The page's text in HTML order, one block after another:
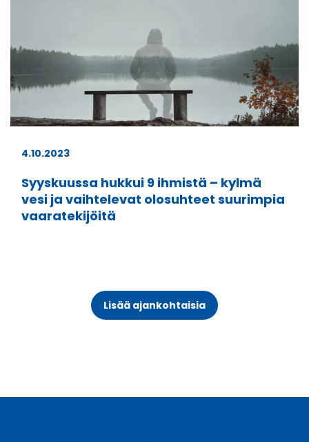
4.10.2023
Syyskuussa hukkui 9 ihmistä – kylmä
vesi ja vaihtelevat olosuhteet suurimpia
vaaratekijöitä
Lisää ajankohtaisia